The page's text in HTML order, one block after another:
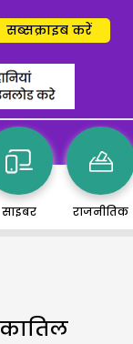
सब्सक्राइब करें
साइबर राजनीतिक